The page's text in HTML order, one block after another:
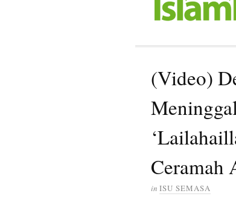
(Video)
Ceramah
in ISU SEMASA